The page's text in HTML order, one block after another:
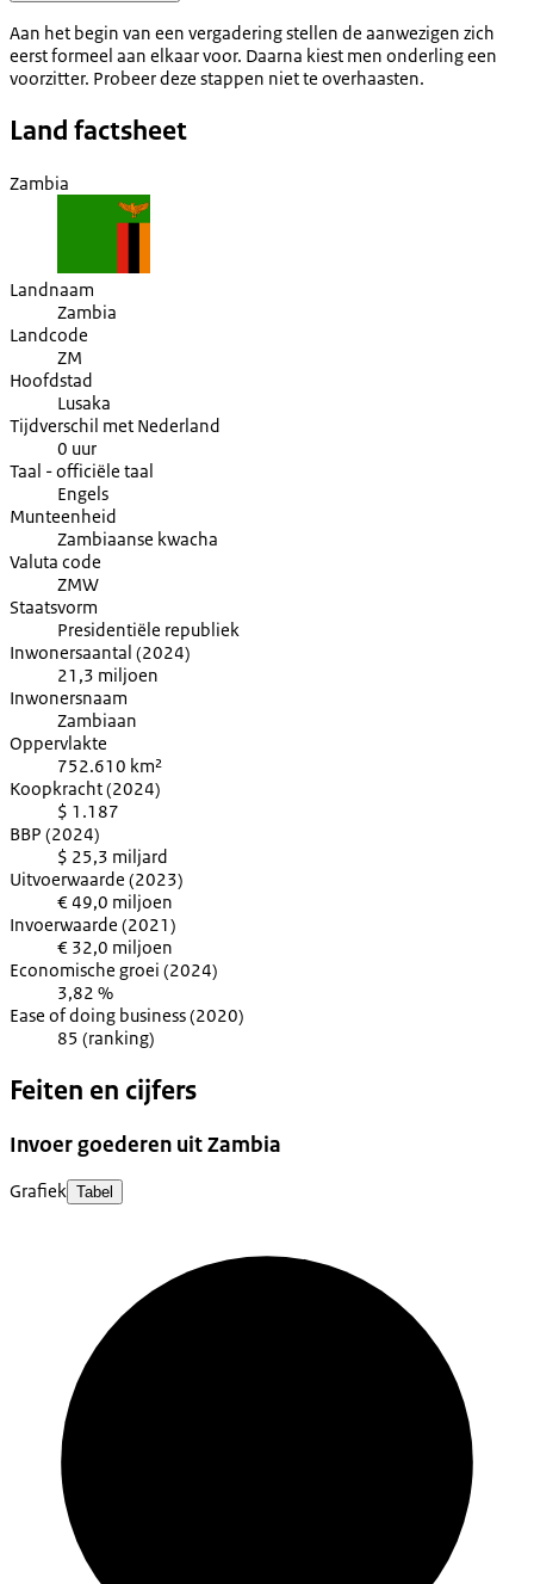
Aan het begin van een vergadering stellen de aanwezigen zich
eerst formeel aan elkaar voor. Daarna kiest men onderling een
voorzitter. Probeer deze stappen niet te overhaasten.
Land factsheet
Zambia
Landnaam
Zambia
Landcode
ZM
Hoofdstad
Lusaka
Tijdverschil met Nederland
0 uur
Taal - officiële taal
Engels
Munteenheid
Zambiaanse kwacha
Valuta code
ZMW
Staatsvorm
Presidentiële republiek
Inwonersaantal (2024)
21,3 miljoen
Inwonersnaam
Zambiaan
Oppervlakte
752.610 km²
Koopkracht (2024)
$ 1.187
BBP (2024)
$ 25,3 miljard
Uitvoerwaarde (2023)
€ 49,0 miljoen
Invoerwaarde (2021)
€ 32,0 miljoen
Economische groei (2024)
3,82 %
Ease of doing business (2020)
85 (ranking)
Feiten en cijfers
Invoer goederen uit Zambia
Grafiek Tabel